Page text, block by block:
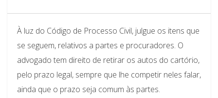
À luz do Código de Processo Civil, julgue os itens que
se seguem, relativos a partes e procuradores. O
advogado tem direito de retirar os autos do cartório,
pelo prazo legal, sempre que lhe competir neles falar,
ainda que o prazo seja comum às partes.